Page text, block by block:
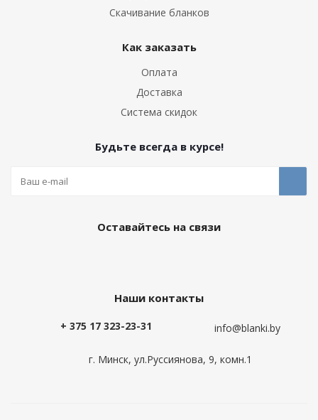
Скачивание бланков
Как заказать
Оплата
Доставка
Система скидок
Будьте всегда в курсе!
Оставайтесь на связи
Наши контакты
+ 375 17 323-23-31 info@blanki.by
г. Минск, ул.Руссиянова, 9, комн.1